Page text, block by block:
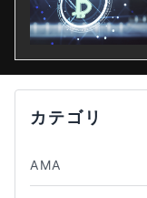
カテゴリ
AMA